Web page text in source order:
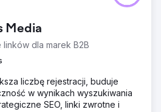
Media
dla marek B2B
liczbę rejestracji, buduje
w wynikach wyszukiwania
SEO, linki zwrotne i